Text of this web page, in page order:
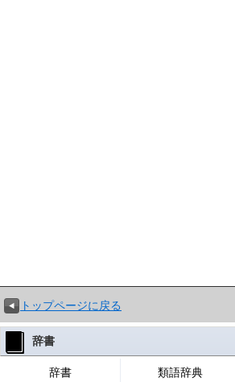
トップページに戻る
辞書
辞書 類語辞典